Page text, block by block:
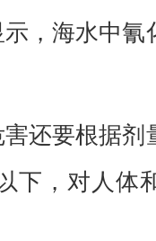
，海水中氰
要根据剂
下，对人体